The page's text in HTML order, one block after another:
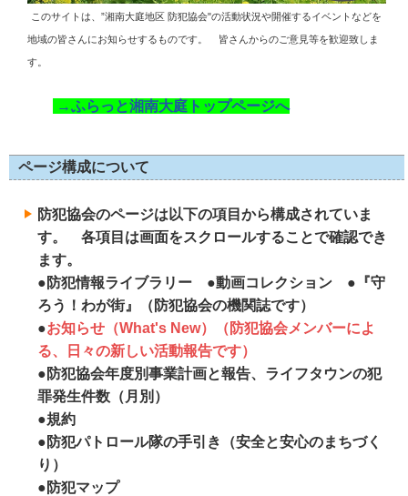
このサイトは、”湘南大庭地区 防犯協会"の活動状況や開催するイベントなどを
地域の皆さんにお知らせするものです。 皆さんからのご意見等を歓迎致しま
す。
→ふらっと湘南大庭トップページへ
ページ構成について
防犯協会のページは以下の項目から構成されていま
す。 各項目は画面をスクロールすることで確認でき
ます。
●防犯情報ライブラリー ●動画コレクション ●『守
ろう！わが街』（防犯協会の機関誌です）
●お知らせ（What's New）（防犯協会メンバーによ
る、日々の新しい活動報告です）
●防犯協会年度別事業計画と報告、ライフタウンの犯
罪発生件数（月別）
●規約
●防犯パトロール隊の手引き（安全と安心のまちづく
り）
●防犯マップ